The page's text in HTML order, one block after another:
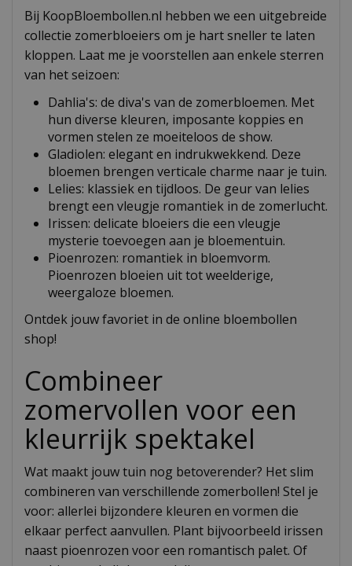
Bij KoopBloembollen.nl hebben we een uitgebreide
collectie zomerbloeiers om je hart sneller te laten
kloppen. Laat me je voorstellen aan enkele sterren
van het seizoen:
Dahlia's: de diva's van de zomerbloemen. Met
hun diverse kleuren, imposante koppies en
vormen stelen ze moeiteloos de show.
Gladiolen: elegant en indrukwekkend. Deze
bloemen brengen verticale charme naar je tuin.
Lelies: klassiek en tijdloos. De geur van lelies
brengt een vleugje romantiek in de zomerlucht.
Irissen: delicate bloeiers die een vleugje
mysterie toevoegen aan je bloementuin.
Pioenrozen: romantiek in bloemvorm.
Pioenrozen bloeien uit tot weelderige,
weergaloze bloemen.
Ontdek jouw favoriet in de online bloembollen
shop!
Combineer
zomervollen voor een
kleurrijk spektakel
Wat maakt jouw tuin nog betoverender? Het slim
combineren van verschillende zomerbollen! Stel je
voor: allerlei bijzondere kleuren en vormen die
elkaar perfect aanvullen. Plant bijvoorbeeld irissen
naast pioenrozen voor een romantisch palet. Of